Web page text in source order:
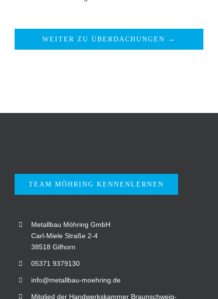
WEITER ZU ÜBERDACHUNGEN →
TEAM MÖHRING KENNENLERNEN
Metallbau Möhring GmbH
Carl-Miele Straße 2-4
38518 Gifhorn
05371 9379130
info@metallbau-moehring.de
Mitglied der Handwerkskammer Braunschweig-